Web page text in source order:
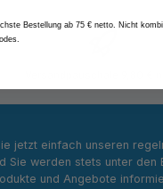
jetzt einfach unseren
Sie werden stets unter den
und Angebote
Bestellung ab 75 € netto. Nicht